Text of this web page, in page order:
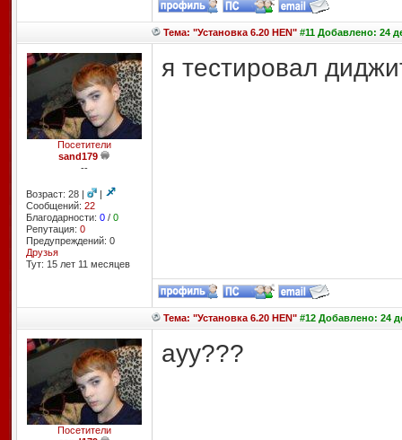
Тема: "Установка 6.20 HEN"#11 Добавлено: 24
Посетители
sand179
--
Возраст: 28 |
|
Сообщений: 22
Благодарности: 0/ 0
Репутация: 0
Предупреждений: 0
Друзья
Тут: 15 лет 11 месяцев
я тестировал
Тема: "Установка 6.20 HEN"#12 Добавлено: 24
Посетители
ауу???